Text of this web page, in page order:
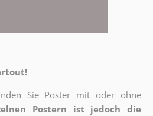
Sie Poster mit oder ohne
Postern ist jedoch die